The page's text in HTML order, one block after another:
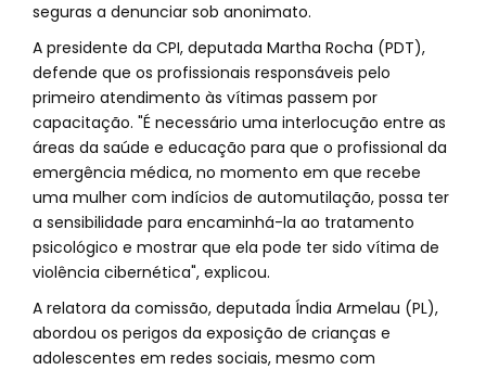
seguras a denunciar sob anonimato.
A presidente da CPI, deputada Martha Rocha (PDT),
defende que os profissionais responsáveis pelo
primeiro atendimento às vítimas passem por
capacitação. "É necessário uma interlocução entre as
áreas da saúde e educação para que o profissional da
emergência médica, no momento em que recebe
uma mulher com indícios de automutilação, possa ter
a sensibilidade para encaminhá-la ao tratamento
psicológico e mostrar que ela pode ter sido vítima de
violência cibernética", explicou.
A relatora da comissão, deputada Índia Armelau (PL),
abordou os perigos da exposição de crianças e
adolescentes em redes sociais, mesmo com